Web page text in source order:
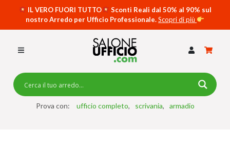
IL VERO FUORI TUTTO
Sconti Reali dal 50% al 90% sul
nostro Arredo per Ufficio Professionale.Scopri di più
Prova con: ufficio completo scrivania armadio
SCRIVANIE SPECIAL DESK
CASSETTIERE